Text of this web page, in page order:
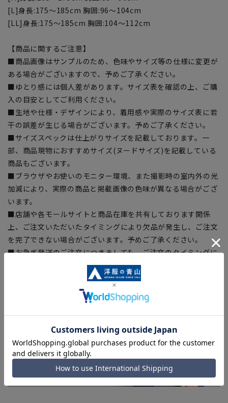
[L]身長:175～185cm 胸囲:96～104cm
[LL]身長:175～185cm 胸囲:104～112cm
【商品に関するご注意】
■商品画像はサンプルのため、色味やサイズ等の仕様に変更が
ある場合がございますので、予めご了承ください。
■ゆとり感には個人差があります。サイズ表を確認の上、ご購
入の目安としてご利用ください。
■生地や仕様・デザインにより、着用感や実際のサイズ表に若
干の誤差が生じる場合がございます。予めご了承ください。
■サイズスペックは仕上がりサイズを記載しております。一
部、商品現物におすすめサイズ(ヌードサイズ)を記載している
商品もございます。
■ブラウザやお使いのモニター環境、また撮影時の室内外の光
加減により、実際の商品と掲載画像の色味が異なる場合がござ
います。
■店舗や各モールサイトと商品在庫を共有しております関係
上、ご注文いただいたタイミングにより欠品が発生し、ご注文
を完了できない場合がございます。予めご了承ください。
■お急ぎ発送のご注文につきましても、ご注文のタイミングに
よってはお急ぎ発送サービスを選択できない場合がございま